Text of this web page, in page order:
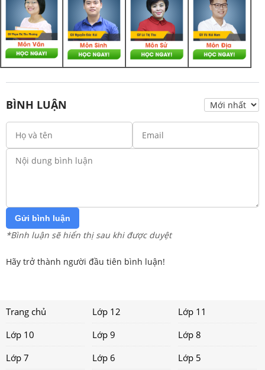
BÌNH LUẬN
Gửi bình luận
*Bình luận sẽ hiển thị sau khi được duyệt
Hãy trở thành người đầu tiên bình luận!
Trang chủ Lớp 12
Lớp 11
Lớp 10
Lớp 9
Lớp 8
Lớp 7
Lớp 6 Lớp 5